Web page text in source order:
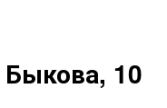
Быкова, 10